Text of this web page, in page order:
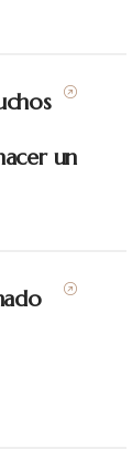
un